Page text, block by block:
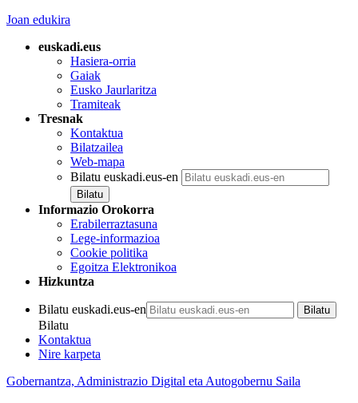
Joan edukira
euskadi.eus
Hasiera-orria
Gaiak
Eusko Jaurlaritza
Tramiteak
Tresnak
Kontaktua
Bilatzailea
Web-mapa
Bilatu euskadi.eus-en
Informazio Orokorra
Erabilerraztasuna
Lege-informazioa
Cookie politika
Egoitza Elektronikoa
Hizkuntza
Bilatu euskadi.eus-en
Bilatu
Kontaktua
Nire karpeta
Gobernantza, Administrazio Digital eta Autogobernu Saila